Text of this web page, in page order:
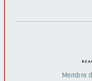
Membre